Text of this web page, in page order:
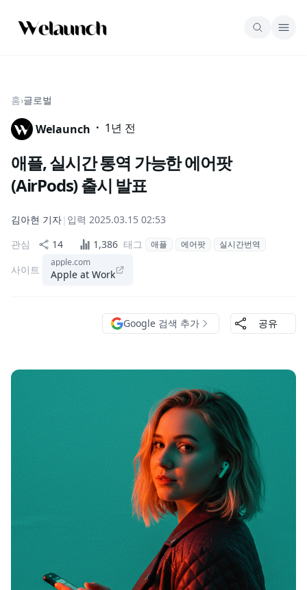
홈›글로벌
Welaunch · 1년 전
애플, 실시간 통역 가능한 에어팟
(AirPods) 출시 발표
김아현 기자| 입력 2025.03.15 02:53
관심
14 1,386 태그 애플 에어팟 실시간번역
사이트
apple.com
Apple at Work
Google 검색 추가 공유